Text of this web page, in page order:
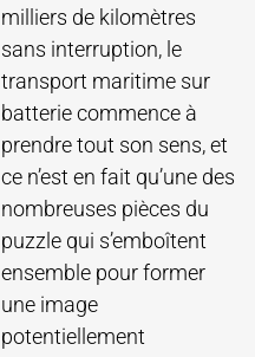
milliers de kilomètres
sans interruption, le
transport maritime sur
batterie commence à
prendre tout son sens, et
ce n’est en fait qu’une des
nombreuses pièces du
puzzle qui s’emboîtent
ensemble pour former
une image
potentiellement